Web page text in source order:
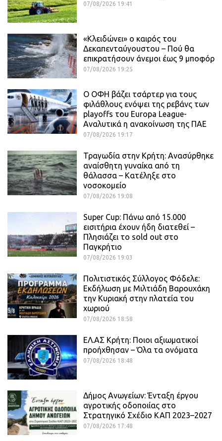
07/08/2026 19:41
«Κλειδώνει» ο καιρός του
Δεκαπενταύγουστου – Πού θα
επικρατήσουν άνεμοι έως 9 μποφόρ
07/08/2026 19:25
Ο ΟΦΗ βάζει τσάρτερ για τους
φιλάθλους ενόψει της ρεβάνς των
playoffs του Europa League-
Αναλυτικά η ανακοίνωση της ΠΑΕ
07/08/2026 19:17
Τραγωδία στην Κρήτη: Ανασύρθηκε
αναίσθητη γυναίκα από τη
θάλασσα – Κατέληξε στο
νοσοκομείο
07/08/2026 19:08
Super Cup: Πάνω από 15.000
εισιτήρια έχουν ήδη διατεθεί –
Πλησιάζει το sold out στο
Παγκρήτιο
07/08/2026 19:03
Πολιτιστικός Σύλλογος Φόδελε:
Εκδήλωση με Μιλτιάδη Βαρουχάκη
την Κυριακή στην πλατεία του
χωριού
07/08/2026 18:58
ΕΛ.ΑΣ Κρήτη: Ποιοι αξιωματικοί
προήχθησαν – Όλα τα ονόματα
07/08/2026 18:48
Δήμος Ανωγείων: Ένταξη έργου
αγροτικής οδοποιίας στο
Στρατηγικό Σχέδιο ΚΑΠ 2023–2027
07/08/2026 17:48